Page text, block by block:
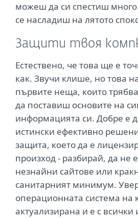
можеш да си спестиш
се насладиш на лятото
Защити твоя
Естествено, че това ще е
как. Звучи клише, но това
първите неща, които
да поставиш основите на
информацията си. Добре е
истински ефективно
защита, което да е
произход - разбирай, да не
незнайни сайтове или
санитарният минимум.
операционната система на
актуализирана и е с всички